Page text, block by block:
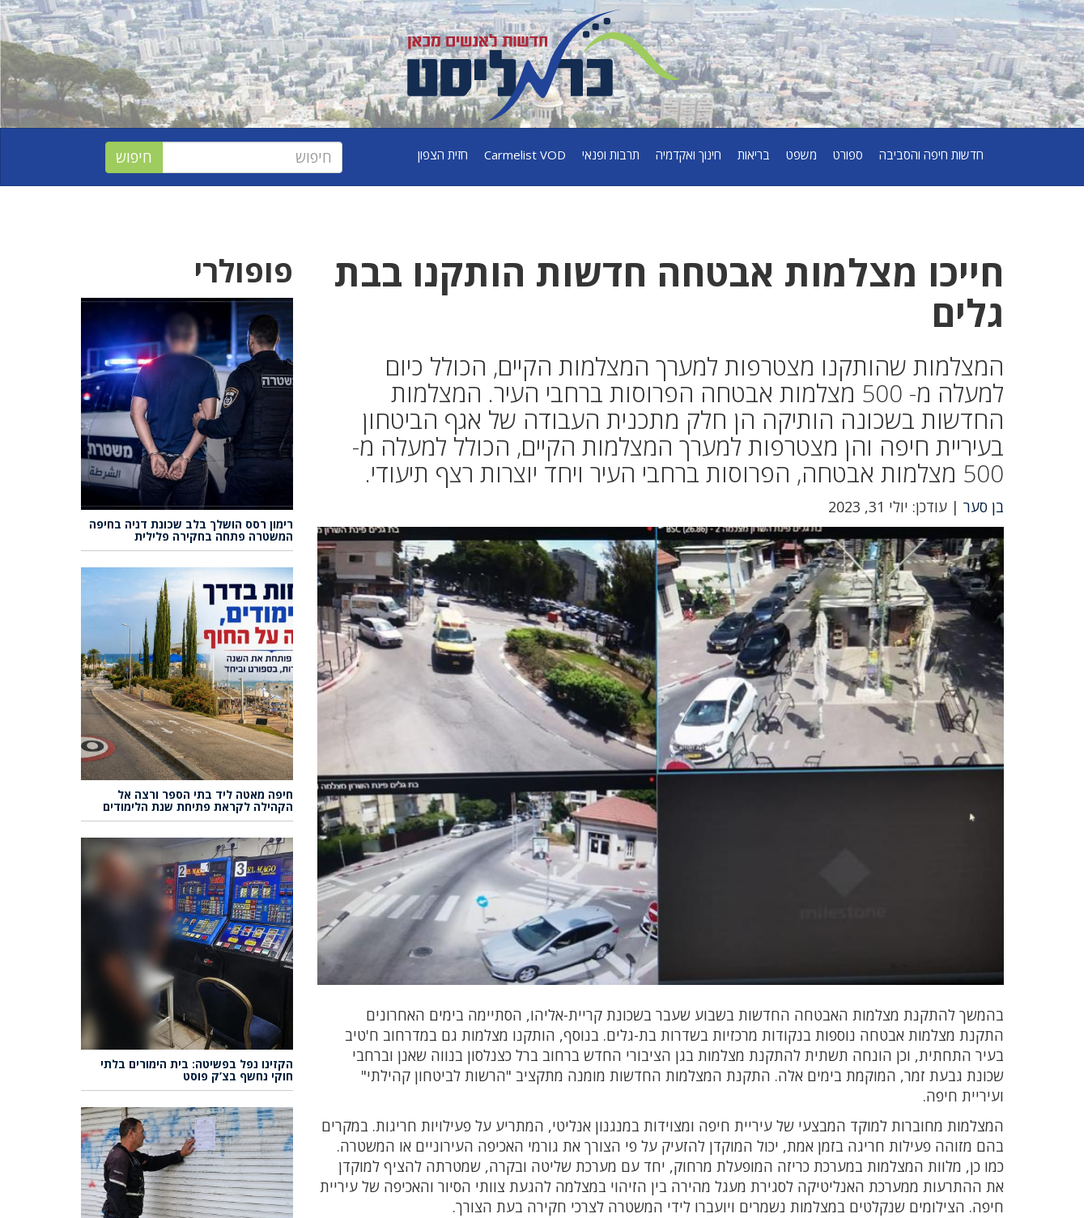
חדשות חיפה והסביבה ספורט משפט בריאות חינוך ואקדמיה תרבות ופנאי Carmelist VOD חזית הצפון
חייכו מצלמות אבטחה חדשות הותקנו בבת
גלים
המצלמות שהותקנו מצטרפות למערך המצלמות הקיים, הכולל כיום
למעלה מ- 500 מצלמות אבטחה הפרוסות ברחבי העיר. המצלמות
החדשות בשכונה הותיקה הן חלק מתכנית העבודה של אגף הביטחון
בעיריית חיפה והן מצטרפות למערך המצלמות הקיים, הכולל למעלה מ-
500 מצלמות אבטחה, הפרוסות ברחבי העיר ויחד יוצרות רצף תיעודי.
בן סער | עודכן: יולי 31, 2023
בהמשך להתקנת מצלמות האבטחה החדשות בשבוע שעבר בשכונת קריית-אליהו, הסתיימה בימים האחרונים
התקנת מצלמות אבטחה נוספות בנקודות מרכזיות בשדרות בת-גלים. בנוסף, הותקנו מצלמות גם במדרחוב ח'טיב
בעיר התחתית, וכן הונחה תשתית להתקנת מצלמות בגן הציבורי החדש ברחוב ברל כצנלסון בנווה שאנן וברחבי
שכונת גבעת זמר, המוקמת בימים אלה. התקנת המצלמות החדשות מומנה מתקציב "הרשות לביטחון קהילתי"
ועיריית חיפה.
המצלמות מחוברות למוקד המבצעי של עיריית חיפה ומצוידות במנגנון אנליטי, המתריע על פעילויות חריגות. במקרים
בהם מזוהה פעילות חריגה בזמן אמת, יכול המוקדן להזעיק על פי הצורך את גורמי האכיפה העירוניים או המשטרה.
כמו כן, מלוות המצלמות במערכת כריזה המופעלת מרחוק, יחד עם מערכת שליטה ובקרה, שמטרתה להציף למוקדן
את ההתרעות ממערכת האנליטיקה לסגירת מעגל מהירה בין הזיהוי במצלמה להגעת צוותי הסיור והאכיפה של עיריית
חיפה. הצילומים שנקלטים במצלמות נשמרים ויועברו לידי המשטרה לצרכי חקירה בעת הצורך.
פופולרי
רימון רסס הושלך בלב שכונת דניה בחיפה
המשטרה פתחה בחקירה פלילית
חיפה מאטה ליד בתי הספר ורצה אל
הקהילה לקראת פתיחת שנת הלימודים
הקזינו נפל בפשיטה: בית הימורים בלתי
חוקי נחשף בצ’ק פוסט